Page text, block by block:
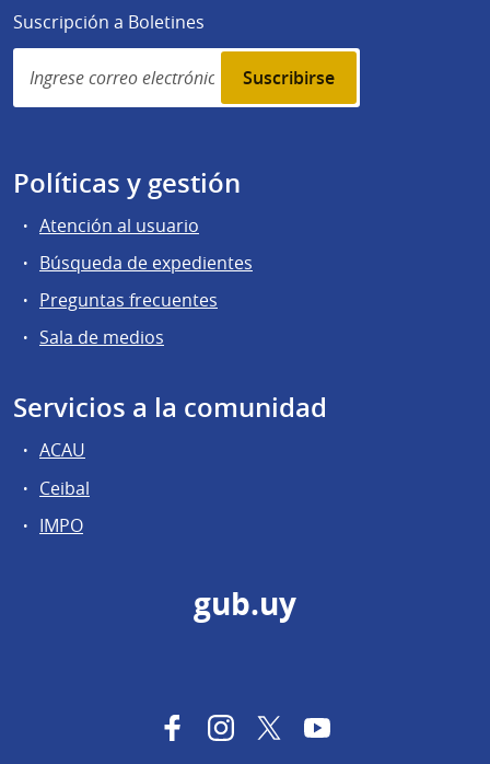
Suscripción a Boletines
Simplenews
subscription
Políticas y gestión
Atención al usuario
Búsqueda de expedientes
Preguntas frecuentes
Sala de medios
Servicios a la comunidad
ACAU
Ceibal
IMPO
gub.uy
FacebookInstagram
TwitterYouTube